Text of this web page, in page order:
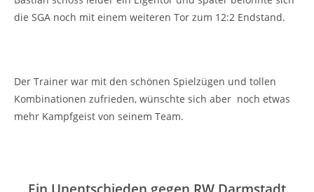
die SGA noch mit einem weiteren Tor zum 12:2 Endstand.
Der Trainer war mit den schönen Spielzügen und tollen
Kombinationen zufrieden, wünschte sich aber noch etwas
mehr Kampfgeist von seinem Team.